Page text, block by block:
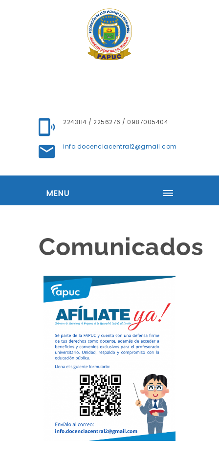
2243114 / 2256276 / 0987005404
info.docenciacentral2@gmail.com
MENU
Comunicados